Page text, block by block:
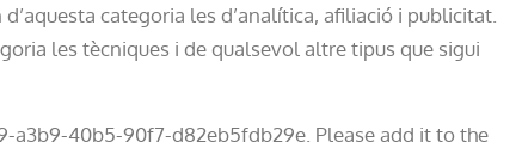
categoria les d’analítica, afiliació i publicitat.
les tècniques i de qualsevol altre tipus que sigui
a3b9-40b5-90f7-d82eb5fdb29e. Please add it to the